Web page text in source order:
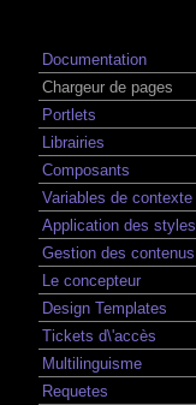
Documentation
Chargeur de pages
Portlets
Librairies
Composants
Variables de contexte
Application des styles
Gestion des contenus
Le concepteur
Design Templates
Tickets d\'accès
Multilinguisme
Requetes